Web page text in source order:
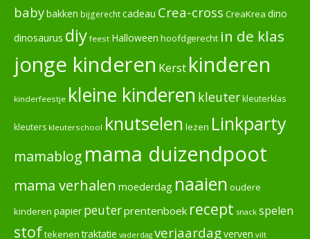
babybakken bijgerechtcadeau Crea-cross CreaKrea dino
dinosaurus diy feest Halloween hoofdgerecht in de klas
jonge kinderen Kerst kinderen
kinderfeestje kleine kinderen kleuterkleuterklas
kleuters kleuterschool knutselen lezen Linkparty
mamablog mama duizendpoot
mama verhalen moederdag naaien oudere
kinderen papier peuterprentenboek recept snack spelen
stoftekenen traktatie vaderdag verjaardagverven vilt